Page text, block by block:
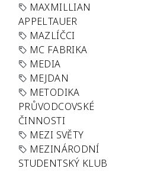
MAXMILLIAN
APPELTAUER
MAZLÍČCI
MC FABRIKA
MEDIA
MEJDAN
METODIKA
PRŮVODCOVSKÉ
ČINNOSTI
MEZI SVĚTY
MEZINÁRODNÍ
STUDENTSKÝ KLUB